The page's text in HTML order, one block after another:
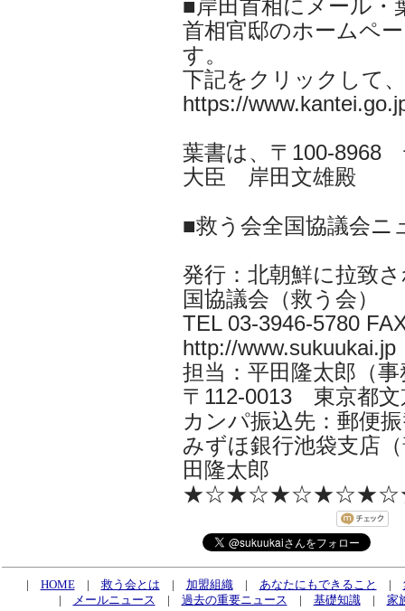
■岸田首相にメール・
首相官邸のホームペ
す。
下記をクリックして
https://
葉書は、〒100-8968
大臣 岸田文雄殿
■救う会全国協議会ニ
発行：北朝鮮に拉致
国協議会（救う会）
TEL 03-3946-5780
http://www.sukuukai.jp
担当：平田隆太郎（
〒112-0013 東京都文
カンパ振込先：郵便
みずほ銀行池袋支店
田隆太郎
| HOME| 救う会とは | 加盟組織| あなたにもできること |
|
メールニュース | 過去の重要ニュース | 基礎知識| 家